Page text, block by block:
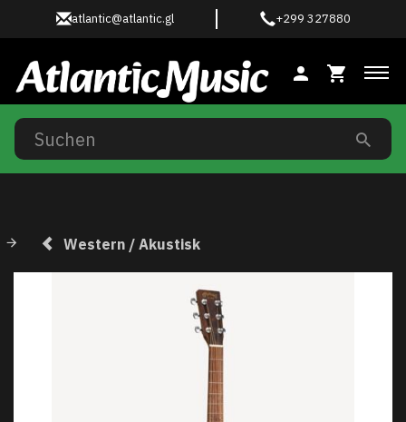
atlantic@atlantic.gl +299 327880
Western / Akustisk